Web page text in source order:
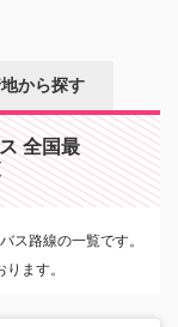
から探す
全国最
ス路線の一覧です。
ます。